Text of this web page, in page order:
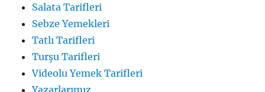
Salata Tarifleri
Sebze Yemekleri
Tatlı Tarifleri
Turşu Tarifleri
Videolu Yemek Tarifleri
Yazarlarımız